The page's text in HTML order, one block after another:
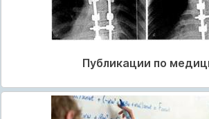
Публикации по